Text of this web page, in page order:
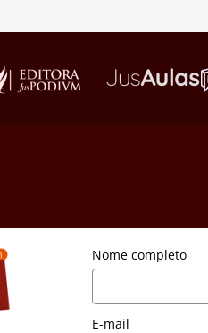
Nome completo
E-mail